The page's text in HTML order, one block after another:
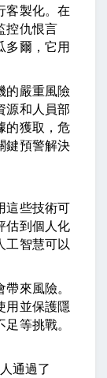
客製化。在
控仇恨言
多爾，它用
的嚴重風險
源和人員部
的獲取，危
鍵預警解決
這些技術可
估到個人化
工智慧可以
來風險。
用並保護隱
等挑戰。
通過了